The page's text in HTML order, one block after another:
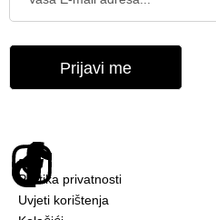
Politika privatnosti
Uvjeti korištenja